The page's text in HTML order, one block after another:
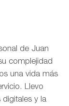
de Juan
complejidad
una vida más
Llevo
y la